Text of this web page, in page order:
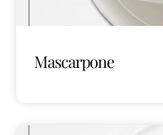
Mascarpone